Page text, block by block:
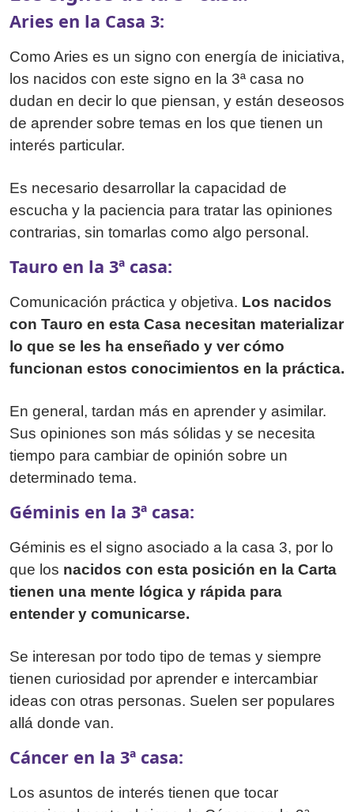
Aries en la Casa 3:
Como Aries es un signo con energía de iniciativa,
los nacidos con este signo en la 3ª casa no
dudan en decir lo que piensan, y están deseosos
de aprender sobre temas en los que tienen un
interés particular.
Es necesario desarrollar la capacidad de
escucha y la paciencia para tratar las opiniones
contrarias, sin tomarlas como algo personal.
Tauro en la 3ª casa:
Comunicación práctica y objetiva. Los nacidos
con Tauro en esta Casa necesitan materializar
lo que se les ha enseñado y ver cómo
funcionan estos conocimientos en la práctica.
En general, tardan más en aprender y asimilar.
Sus opiniones son más sólidas y se necesita
tiempo para cambiar de opinión sobre un
determinado tema.
Géminis en la 3ª casa:
Géminis es el signo asociado a la casa 3, por lo
que los nacidos con esta posición en la Carta
tienen una mente lógica y rápida para
entender y comunicarse.
Se interesan por todo tipo de temas y siempre
tienen curiosidad por aprender e intercambiar
ideas con otras personas. Suelen ser populares
allá donde van.
Cáncer en la 3ª casa:
Los asuntos de interés tienen que tocar